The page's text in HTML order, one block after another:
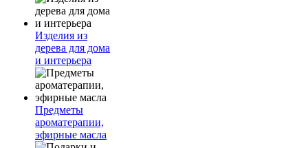
Изделия из
дерева для дома
и интерьера
Предметы
ароматерапии,
эфирные масла